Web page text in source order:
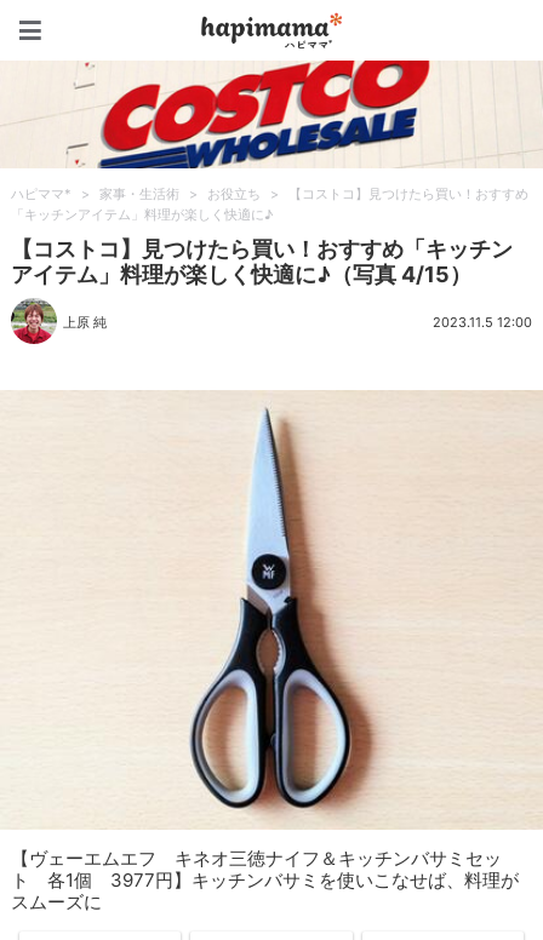
ハピママ* > 家事・生活術 > お役立ち >
【コストコ】見つけたら買い！おすすめ
「キッチンアイテム」料理が楽しく快適に♪
【コストコ】見つけたら買い！おすすめ「キッチン
アイテム」料理が楽しく快適に♪（写真 4/15）
上原 純 2023.11.5 12:00
【ヴェーエムエフ キネオ三徳ナイフ＆キッチンバサミセッ
ト 各1個 3977円】キッチンバサミを使いこなせば、料理が
スムーズに